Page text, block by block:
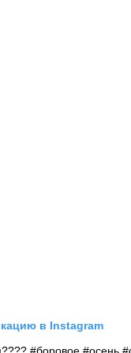
в Instagram